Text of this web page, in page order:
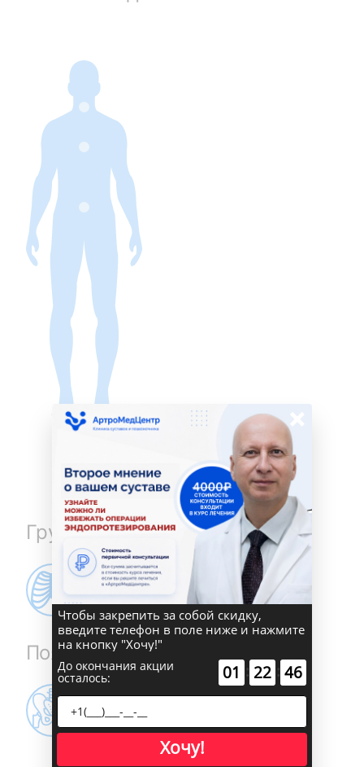
Грудной отдел
Поясничный отдел
Чтобы закрепить за собой скидку,
введите телефон в поле ниже и нажмите
на кнопку "Хочу!"
До окончания акции
осталось: 01 : 22 : 45
Хочу!